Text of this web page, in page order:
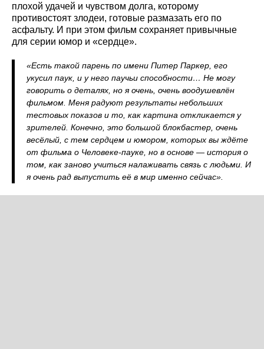
плохой удачей и чувством долга, которому
противостоят злодеи, готовые размазать его по
асфальту. И при этом фильм сохраняет привычные
для серии юмор и «сердце».
«Есть такой парень по имени Питер Паркер, его
укусил паук, и у него паучьи способности… Не могу
говорить о деталях, но я очень, очень воодушевлён
фильмом. Меня радуют результаты небольших
тестовых показов и то, как картина откликается у
зрителей. Конечно, это большой блокбастер, очень
весёлый, с тем сердцем и юмором, которых вы ждёте
от фильма о Человеке-пауке, но в основе — история о
том, как заново учиться налаживать связь с людьми. И
я очень рад выпустить её в мир именно сейчас».